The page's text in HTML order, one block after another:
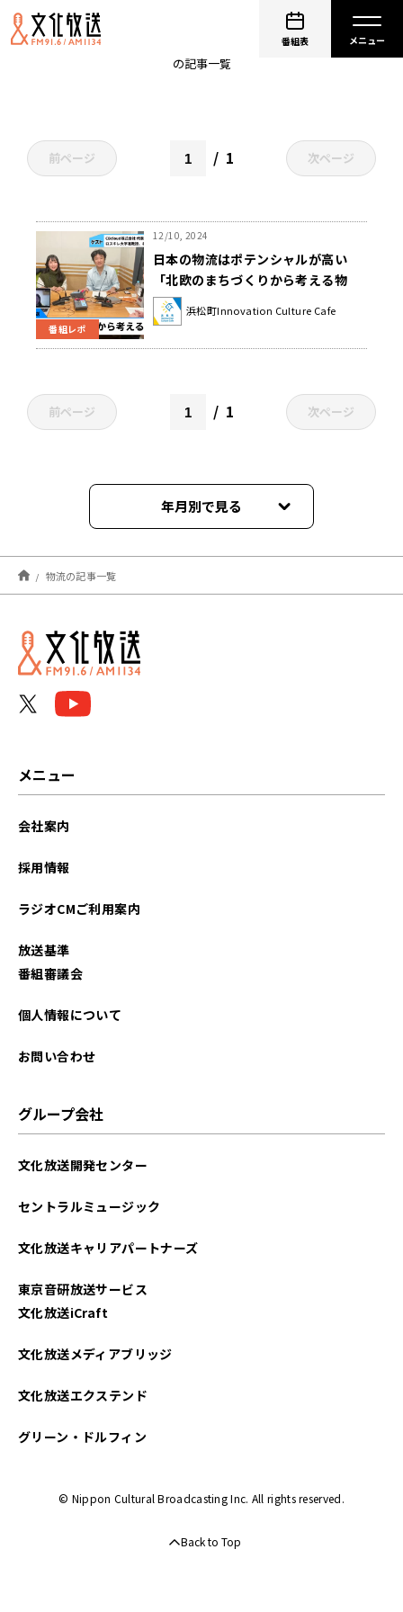
番組表
の記事一覧
前ページ 1 次ページ
番組レポ
12/10, 2024
日本の物流はポテンシャルが高い
「北欧のまちづくりから考える物
流」
浜松町Innovation Culture Cafe
前ページ 1 次ページ
年月別で見る
2026年03月
2025年03月
2024年12月
物流の記事一覧
メニュー
会社案内
採用情報
ラジオCMご利用案内
放送基準
番組審議会
個人情報について
お問い合わせ
グループ会社
文化放送開発センター
セントラルミュージック
文化放送キャリアパートナーズ
東京音研放送サービス
文化放送iCraft
文化放送メディアブリッジ
文化放送エクステンド
グリーン・ドルフィン
© Nippon Cultural Broadcasting Inc. All rights reserved.
Back to Top